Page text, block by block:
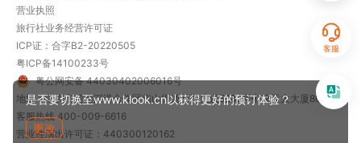
是否要切换至www.klook.cn以获得更好的预订体验？
更改
客服
营业执照
旅行社业务经营许可证
ICP证：合字B2-20220505
粤ICP备14100233号
粤公网安备 44030402006016号
地址：深圳市前海深港合作区南山街道梦海大道5289号中粮亚太大厦801
客服热线 400-009-6616
营业性演出许可证：440300120162